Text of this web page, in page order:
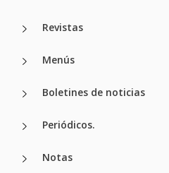
Revistas
Menús
Boletines de noticias
Periódicos.
Notas